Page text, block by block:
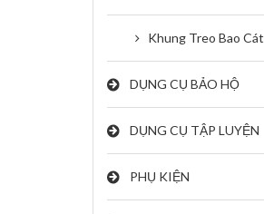
Khung Treo Bao Cát
DỤNG CỤ BẢO HỘ
DỤNG CỤ TẬP LUYỆN
PHỤ KIỆN